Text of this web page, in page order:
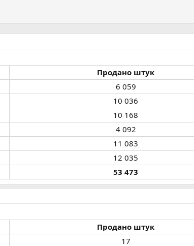
Продано штук
6 059​
10 036​
10 168​
4 092​
11 083​
12 035​
53 473
Продано штук
17​